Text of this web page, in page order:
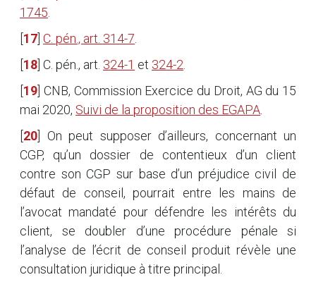
1745
17 C. pén., art. 314-7
18 C. pén., art. 324-1 et 324-2
19 CNB, Commission Exercice du Droit, AG du 15
mai 2020, Suivi de la proposition des EGAPA
20
On peut supposer d’ailleurs, concernant un
CGP, qu’un dossier de contentieux d’un client
contre son CGP sur base d’un préjudice civil de
défaut de conseil, pourrait entre les mains de
l’avocat mandaté pour défendre les intérêts du
client, se doubler d’une procédure pénale si
l’analyse de l’écrit de conseil produit révèle une
consultation juridique à titre principal.